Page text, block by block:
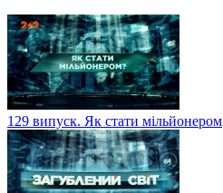
129 випуск. Як стати мільйонером